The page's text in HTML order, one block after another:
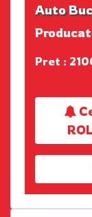
Auto
Pret :